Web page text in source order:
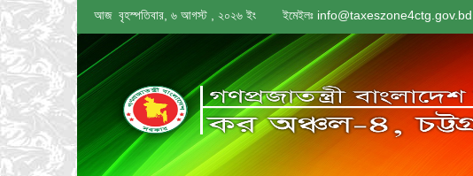
আজ বৃহস্পতিবার, ৬ আগস্ট , ২০২৬ ইং ইমেইলঃ info@taxeszone4ctg.gov.bd